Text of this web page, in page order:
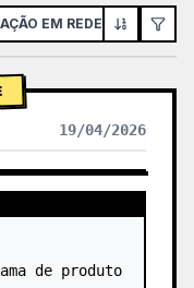
EM REDES SOCIAIS
19/04/2026
de produto